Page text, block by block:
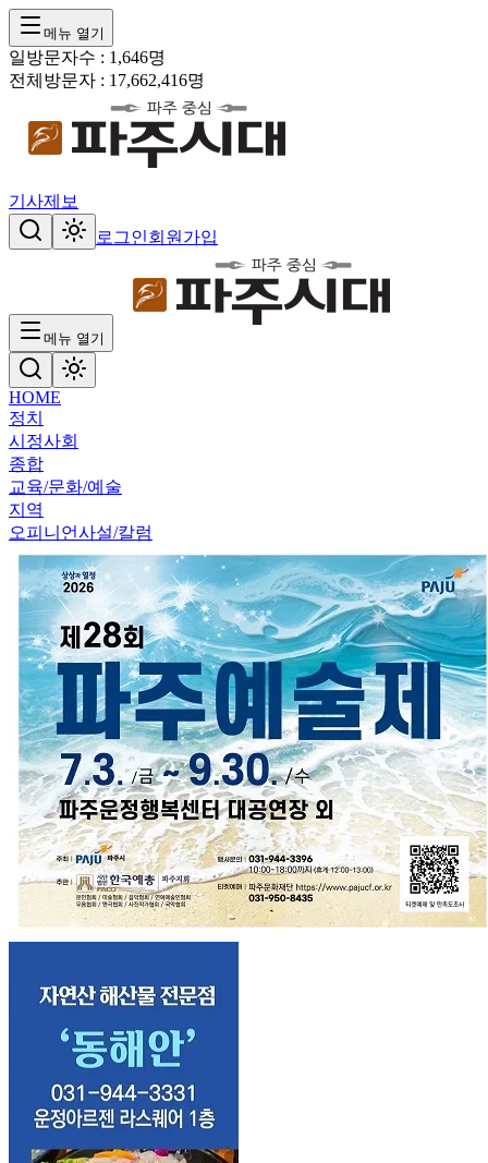
메뉴 열기
일방문자수 : 1,646명
전체방문자 : 17,662,416명
기사제보
로그인회원가입
메뉴 열기
HOME
정치
시정사회
종합
교육/문화/예술
지역
오피니언사설/칼럼